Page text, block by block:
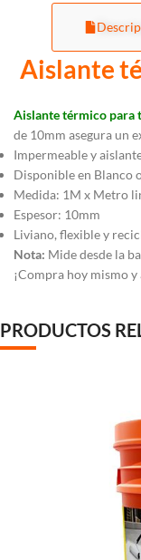
Aislante
Aislante térmico para
de 10mm asegura un
Impermeable y
Disponible en Blanco
Medida: 1M x Metro
Espesor: 10mm
Liviano, flexible y
Nota: Mide desde la
¡Compra hoy mismo
PRODUCTOS